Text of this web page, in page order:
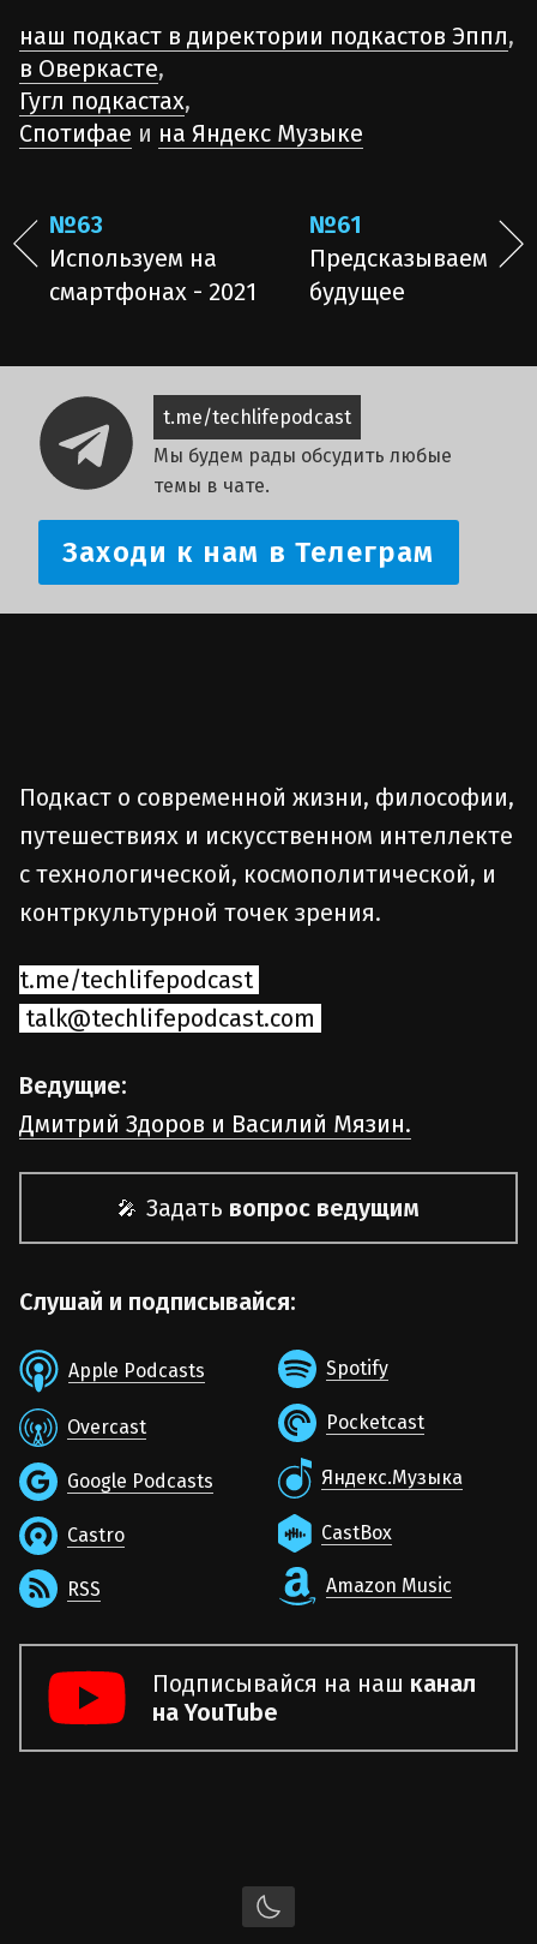
наш подкаст в директории подкастов Эппл,
в Оверкасте,
Гугл подкастах,
Спотифае и на Яндекс Музыке
№63
Используем на
смартфонах - 2021
№61
Предсказываем
будущее
t.me/techlifepodcast
Мы будем рады обсудить любые
темы в чате.
Заходи к нам в Телеграм
Подкаст о современной жизни, философии,
путешествиях и искусственном интеллекте
с технологической, космополитической, и
контркультурной точек зрения.
t.me/techlifepodcast
talk@techlifepodcast.com
Ведущие:
Дмитрий Здоров и Василий Мязин.
🎤 Задать вопрос ведущим
Слушай и подписывайся:
Apple Podcasts
Overcast
Google Podcasts
Castro
RSS
Spotify
Pocketcast
Яндекс.Музыка
CastBox
Amazon Music
Подписывайся на наш канал
на YouTube